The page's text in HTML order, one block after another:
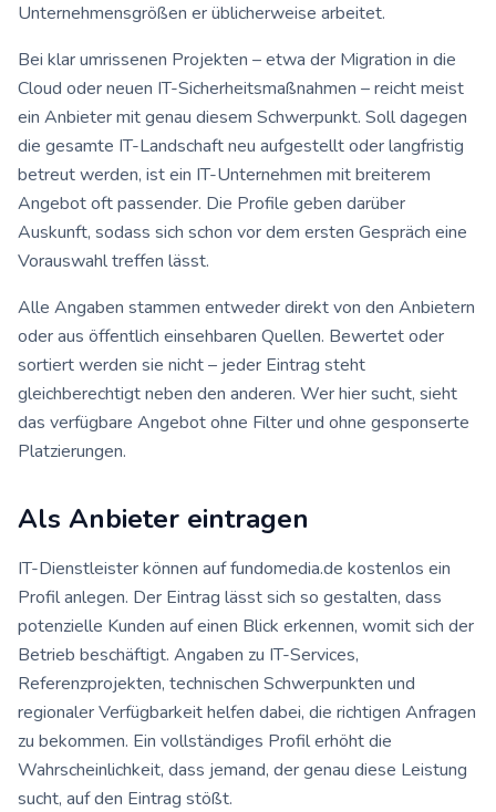
Unternehmensgrößen er üblicherweise arbeitet.
Bei klar umrissenen Projekten – etwa der Migration in die
Cloud oder neuen IT-Sicherheitsmaßnahmen – reicht meist
ein Anbieter mit genau diesem Schwerpunkt. Soll dagegen
die gesamte IT-Landschaft neu aufgestellt oder langfristig
betreut werden, ist ein IT-Unternehmen mit breiterem
Angebot oft passender. Die Profile geben darüber
Auskunft, sodass sich schon vor dem ersten Gespräch eine
Vorauswahl treffen lässt.
Alle Angaben stammen entweder direkt von den Anbietern
oder aus öffentlich einsehbaren Quellen. Bewertet oder
sortiert werden sie nicht – jeder Eintrag steht
gleichberechtigt neben den anderen. Wer hier sucht, sieht
das verfügbare Angebot ohne Filter und ohne gesponserte
Platzierungen.
Als Anbieter eintragen
IT-Dienstleister können auf fundomedia.de kostenlos ein
Profil anlegen. Der Eintrag lässt sich so gestalten, dass
potenzielle Kunden auf einen Blick erkennen, womit sich der
Betrieb beschäftigt. Angaben zu IT-Services,
Referenzprojekten, technischen Schwerpunkten und
regionaler Verfügbarkeit helfen dabei, die richtigen Anfragen
zu bekommen. Ein vollständiges Profil erhöht die
Wahrscheinlichkeit, dass jemand, der genau diese Leistung
sucht, auf den Eintrag stößt.